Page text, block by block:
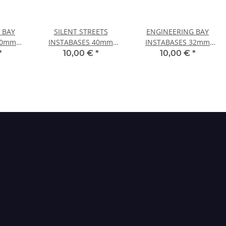
BAY
SILENT STREETS
INSTABASES 40mm
RUND
10,00 € *
ENGINEERING BAY
INSTABASES 32mm
RUND
10,00 € *